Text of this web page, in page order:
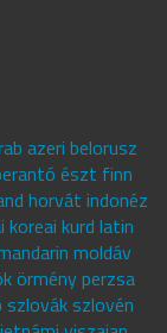
azeri belorusz
észt finn
horvát indonéz
koreai kurd latin
moldáv
örmény perzsa
szlovén